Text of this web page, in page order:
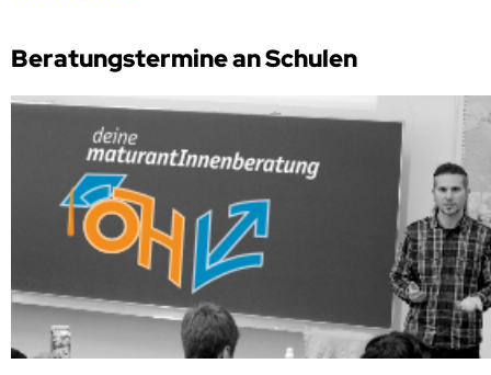
Beratungstermine an Schulen